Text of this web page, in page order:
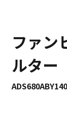
ファン
ルター
ADS680ABY140